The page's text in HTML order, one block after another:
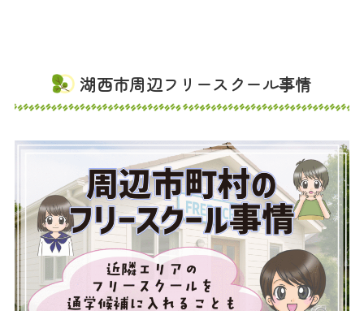
湖西市周辺フリースクール事情